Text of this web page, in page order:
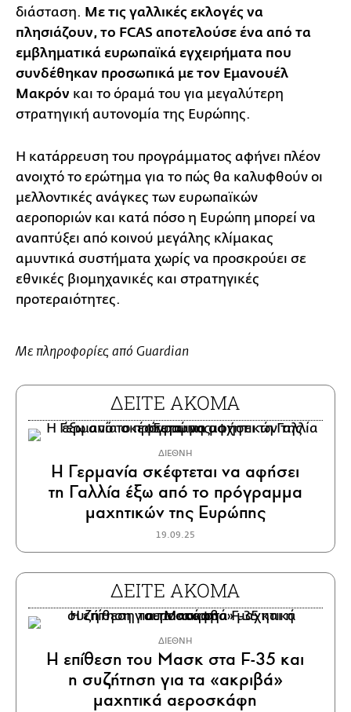
διάσταση. Με τις γαλλικές εκλογές να
πλησιάζουν, το FCAS αποτελούσε ένα από τα
εμβληματικά ευρωπαϊκά εγχειρήματα που
συνδέθηκαν προσωπικά με τον Εμανουέλ
Μακρόν και το όραμά του για μεγαλύτερη
στρατηγική αυτονομία της Ευρώπης.
Η κατάρρευση του προγράμματος αφήνει πλέον
ανοιχτό το ερώτημα για το πώς θα καλυφθούν οι
μελλοντικές ανάγκες των ευρωπαϊκών
αεροποριών και κατά πόσο η Ευρώπη μπορεί να
αναπτύξει από κοινού μεγάλης κλίμακας
αμυντικά συστήματα χωρίς να προσκρούει σε
εθνικές βιομηχανικές και στρατηγικές
προτεραιότητες.
Με πληροφορίες από Guardian
ΔΕΙΤΕ ΑΚΟΜΑ
ΔΙΕΘΝΗ
Η Γερμανία σκέφτεται να αφήσει
τη Γαλλία έξω από το πρόγραμμα
μαχητικών της Ευρώπης
19.09.25
ΔΕΙΤΕ ΑΚΟΜΑ
ΔΙΕΘΝΗ
Η επίθεση του Μασκ στα F-35 και
η συζήτηση για τα «ακριβά»
μαχητικά αεροσκάφη